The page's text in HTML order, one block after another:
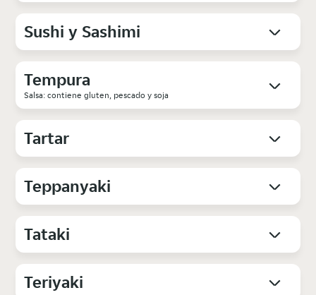
Sushi y Sashimi
Tempura
Salsa: contiene gluten, pescado y soja
Tartar
Teppanyaki
Tataki
Teriyaki